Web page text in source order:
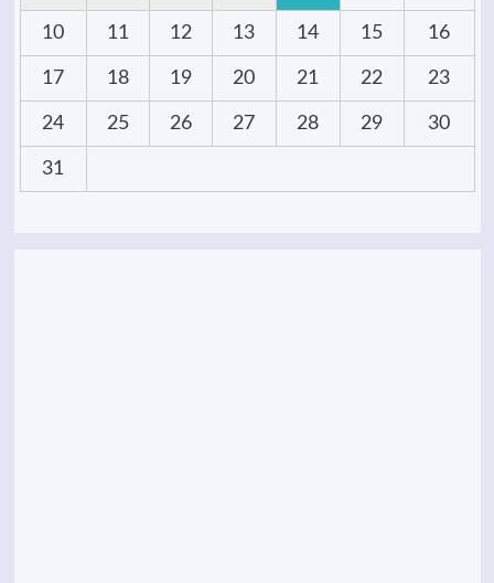
10 11 12 13 14 15 16
17 18 19 20 21 22 23
24 25 26 27 28 29 30
31